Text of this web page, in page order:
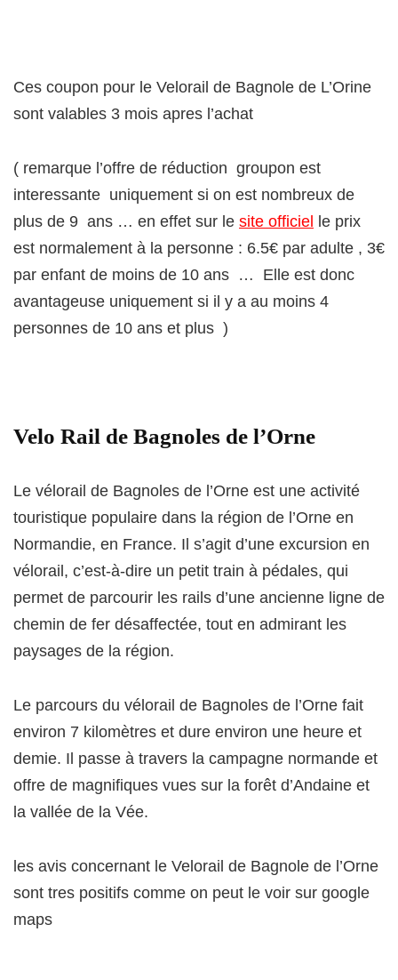
Ces coupon pour le Velorail de Bagnole de L’Orine
sont valables 3 mois apres l’achat
( remarque l’offre de réduction groupon est
interessante uniquement si on est nombreux de
plus de 9 ans … en effet sur le site officiel le prix
est normalement à la personne : 6.5€ par adulte , 3€
par enfant de moins de 10 ans … Elle est donc
avantageuse uniquement si il y a au moins 4
personnes de 10 ans et plus )
Velo Rail de Bagnoles de l’Orne
Le vélorail de Bagnoles de l’Orne est une activité
touristique populaire dans la région de l’Orne en
Normandie, en France. Il s’agit d’une excursion en
vélorail, c’est-à-dire un petit train à pédales, qui
permet de parcourir les rails d’une ancienne ligne de
chemin de fer désaffectée, tout en admirant les
paysages de la région.
Le parcours du vélorail de Bagnoles de l’Orne fait
environ 7 kilomètres et dure environ une heure et
demie. Il passe à travers la campagne normande et
offre de magnifiques vues sur la forêt d’Andaine et
la vallée de la Vée.
les avis concernant le Velorail de Bagnole de l’Orne
sont tres positifs comme on peut le voir sur google
maps